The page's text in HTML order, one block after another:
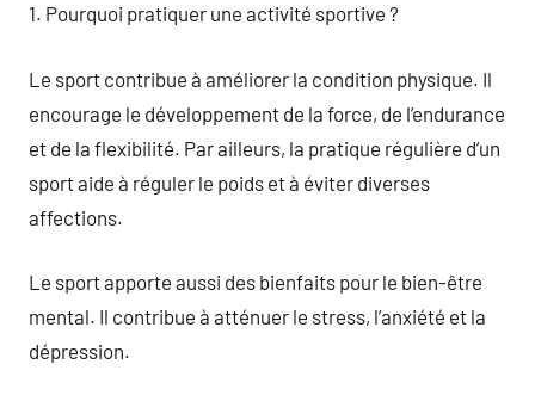
1. Pourquoi pratiquer une activité sportive ?
Le sport contribue à améliorer la condition physique. Il
encourage le développement de la force, de l’endurance
et de la flexibilité. Par ailleurs, la pratique régulière d’un
sport aide à réguler le poids et à éviter diverses
affections.
Le sport apporte aussi des bienfaits pour le bien-être
mental. Il contribue à atténuer le stress, l’anxiété et la
dépression.